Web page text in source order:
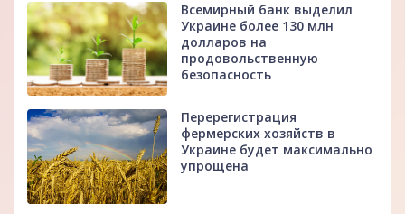
Всемирный банк выделил
Украине более 130 млн
долларов на
продовольственную
безопасность
Перерегистрация
фермерских хозяйств в
Украине будет максимально
упрощена